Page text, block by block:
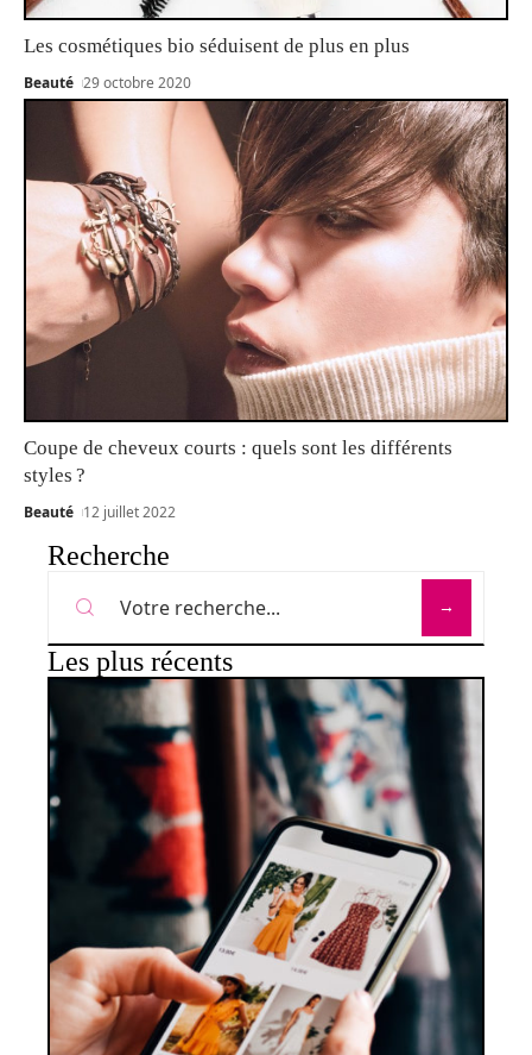
Les cosmétiques bio séduisent de plus en plus
Beauté 29 octobre 2020
Coupe de cheveux courts : quels sont les différents
styles ?
Beauté 12 juillet 2022
Recherche
Les plus récents